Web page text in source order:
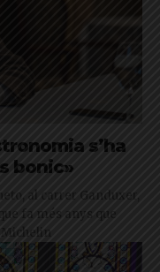
s’ha
bonic»
al carrer Ganduxer,
fa més anys que